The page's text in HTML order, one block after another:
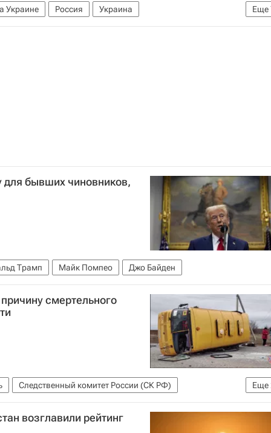
Еще
Украине Россия
Украина
силы РФ
Донецкая Народная Республика
бывших чиновников,
Трамп Майк Помпео Джо Байден
смертельного
Еще
Следственный комитет России (СК РФ)
дел РФ (МВД России)
возглавили рейтинг